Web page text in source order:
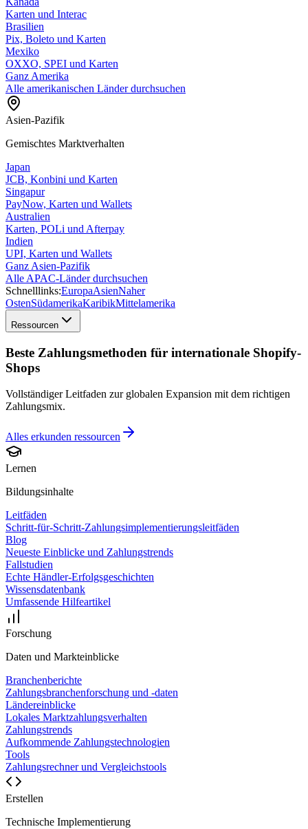
Karten und Interac
Brasilien
Pix, Boleto und Karten
Mexiko
OXXO, SPEI und Karten
Ganz Amerika
Alle amerikanischen Länder durchsuchen
Asien-Pazifik
Gemischtes Marktverhalten
Japan
JCB, Konbini und Karten
Singapur
PayNow, Karten und Wallets
Australien
Karten, POLi und Afterpay
Indien
UPI, Karten und Wallets
Ganz Asien-Pazifik
Alle APAC-Länder durchsuchen
Schnelllinks:EuropaAsienNaher
OstenSüdamerikaKaribikMittelamerika
Ressourcen
Beste Zahlungsmethoden für internationale Shopify-
Shops
Vollständiger Leitfaden zur globalen Expansion mit dem richtigen
Zahlungsmix.
Alles erkunden ressourcen
Lernen
Bildungsinhalte
Leitfäden
Schritt-für-Schritt-Zahlungsimplementierungsleitfäden
Blog
Neueste Einblicke und Zahlungstrends
Fallstudien
Echte Händler-Erfolgsgeschichten
Wissensdatenbank
Umfassende Hilfeartikel
Forschung
Daten und Markteinblicke
Branchenberichte
Zahlungsbranchenforschung und -daten
Ländereinblicke
Lokales Marktzahlungsverhalten
Zahlungstrends
Aufkommende Zahlungstechnologien
Tools
Zahlungsrechner und Vergleichstools
Erstellen
Technische Implementierung